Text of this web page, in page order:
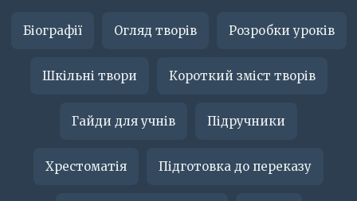
Біографії Огляд творів Розробки уроків
Шкільні твори Короткий зміст творів
Гайди для учнів Підручники
Хрестоматія Підготовка до переказу